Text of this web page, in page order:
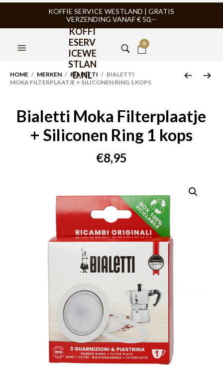
KOFFIE SERVICE WESTLAND | GRATIS
VERZENDING VANAF € 50,--
KOFFI
ESERV
ICEWE
STLAN
D.NL
0
HOME / MERKEN / BIALETTI / BIALETTI
MOKA FILTERPLAATJE + SILICONEN RING 1 KOPS
Bialetti Moka Filterplaatje
+ Siliconen Ring 1 kops
€8,95